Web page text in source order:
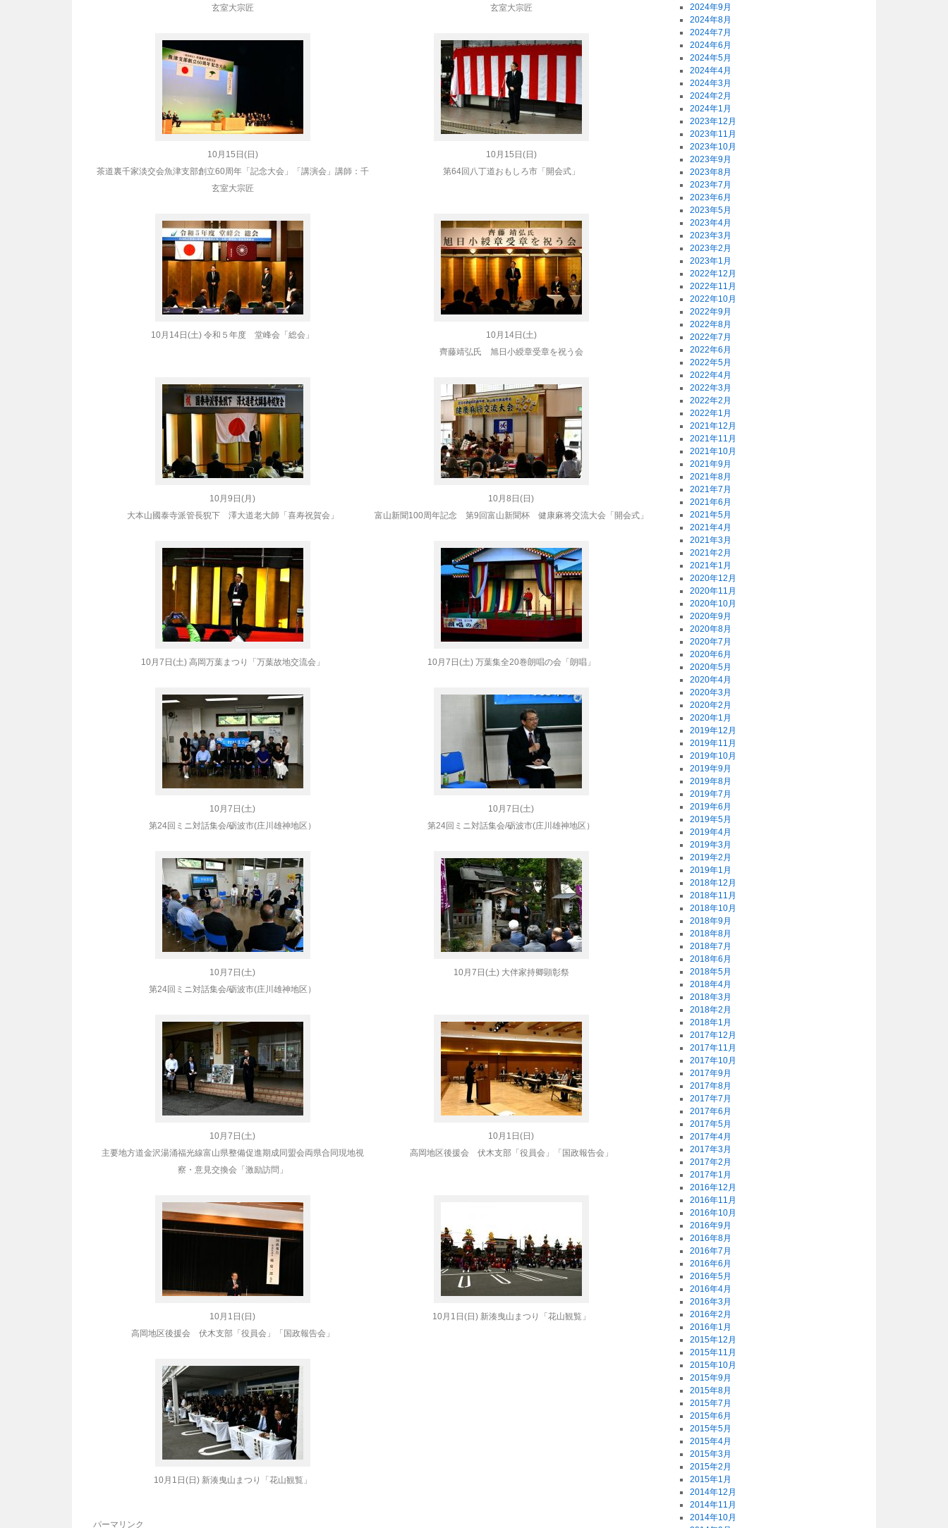
玄室大宗匠
玄室大宗匠
10月15日(日)
茶道裏千家淡交会魚津支部創立60周年「記念大会」「講演会」講師：千
玄室大宗匠
10月15日(日)
第64回八丁道おもしろ市「開会式」
10月14日(土) 令和５年度 堂峰会「総会」
10月14日(土)
齊藤靖弘氏 旭日小綬章受章を祝う会
10月9日(月)
大本山國泰寺派管長猊下 澤大道老大師「喜寿祝賀会」
10月8日(日)
富山新聞100周年記念 第9回富山新聞杯 健康麻将交流大会「開会式」
10月7日(土) 高岡万葉まつり「万葉故地交流会」 10月7日(土) 万葉集全20巻朗唱の会「朗唱」
10月7日(土)
第24回ミニ対話集会/砺波市(庄川雄神地区）
10月7日(土)
第24回ミニ対話集会/砺波市(庄川雄神地区）
10月7日(土)
第24回ミニ対話集会/砺波市(庄川雄神地区）
10月7日(土) 大伴家持卿顕彰祭
10月7日(土)
主要地方道金沢湯涌福光線富山県整備促進期成同盟会両県合同現地視
察・意見交換会「激励訪問」
10月1日(日)
高岡地区後援会 伏木支部「役員会」「国政報告会」
10月1日(日)
高岡地区後援会 伏木支部「役員会」「国政報告会」
10月1日(日) 新湊曳山まつり「花山観覧」
10月1日(日) 新湊曳山まつり「花山観覧」
パーマリンク
2024年9月
2024年8月
2024年7月
2024年6月
2024年5月
2024年4月
2024年3月
2024年2月
2024年1月
2023年12月
2023年11月
2023年10月
2023年9月
2023年8月
2023年7月
2023年6月
2023年5月
2023年4月
2023年3月
2023年2月
2023年1月
2022年12月
2022年11月
2022年10月
2022年9月
2022年8月
2022年7月
2022年6月
2022年5月
2022年4月
2022年3月
2022年2月
2022年1月
2021年12月
2021年11月
2021年10月
2021年9月
2021年8月
2021年7月
2021年6月
2021年5月
2021年4月
2021年3月
2021年2月
2021年1月
2020年12月
2020年11月
2020年10月
2020年9月
2020年8月
2020年7月
2020年6月
2020年5月
2020年4月
2020年3月
2020年2月
2020年1月
2019年12月
2019年11月
2019年10月
2019年9月
2019年8月
2019年7月
2019年6月
2019年5月
2019年4月
2019年3月
2019年2月
2019年1月
2018年12月
2018年11月
2018年10月
2018年9月
2018年8月
2018年7月
2018年6月
2018年5月
2018年4月
2018年3月
2018年2月
2018年1月
2017年12月
2017年11月
2017年10月
2017年9月
2017年8月
2017年7月
2017年6月
2017年5月
2017年4月
2017年3月
2017年2月
2017年1月
2016年12月
2016年11月
2016年10月
2016年9月
2016年8月
2016年7月
2016年6月
2016年5月
2016年4月
2016年3月
2016年2月
2016年1月
2015年12月
2015年11月
2015年10月
2015年9月
2015年8月
2015年7月
2015年6月
2015年5月
2015年4月
2015年3月
2015年2月
2015年1月
2014年12月
2014年11月
2014年10月